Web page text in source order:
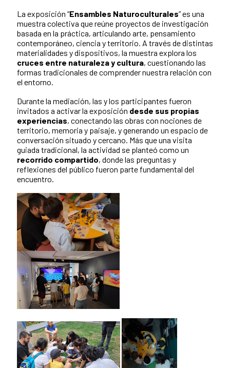
La exposición “Ensambles Naturoculturales” es una
muestra colectiva que reúne proyectos de investigación
basada en la práctica, articulando arte, pensamiento
contemporáneo, ciencia y territorio. A través de distintas
materialidades y dispositivos, la muestra explora los
cruces entre naturaleza y cultura, cuestionando las
formas tradicionales de comprender nuestra relación con
el entorno.
Durante la mediación, las y los participantes fueron
invitados a activar la exposición desde sus propias
experiencias, conectando las obras con nociones de
territorio, memoria y paisaje, y generando un espacio de
conversación situado y cercano. Más que una visita
guiada tradicional, la actividad se planteó como un
recorrido compartido, donde las preguntas y
reflexiones del público fueron parte fundamental del
encuentro.